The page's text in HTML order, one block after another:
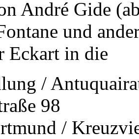
André Gide
und
Eckart in die
/
98
/